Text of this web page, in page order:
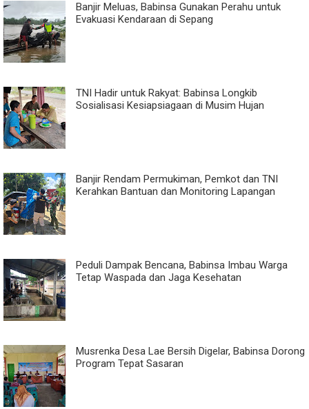
Banjir Meluas, Babinsa Gunakan Perahu untuk
Evakuasi Kendaraan di Sepang
TNI Hadir untuk Rakyat: Babinsa Longkib
Sosialisasi Kesiapsiagaan di Musim Hujan
Banjir Rendam Permukiman, Pemkot dan TNI
Kerahkan Bantuan dan Monitoring Lapangan
Peduli Dampak Bencana, Babinsa Imbau Warga
Tetap Waspada dan Jaga Kesehatan
Musrenka Desa Lae Bersih Digelar, Babinsa Dorong
Program Tepat Sasaran